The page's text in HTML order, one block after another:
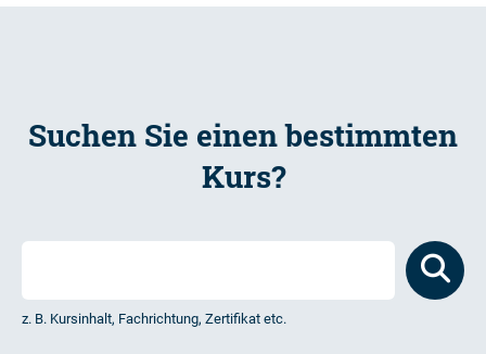
Suchen Sie einen bestimmten
Kurs?
z. B. Kursinhalt, Fachrichtung, Zertifikat etc.